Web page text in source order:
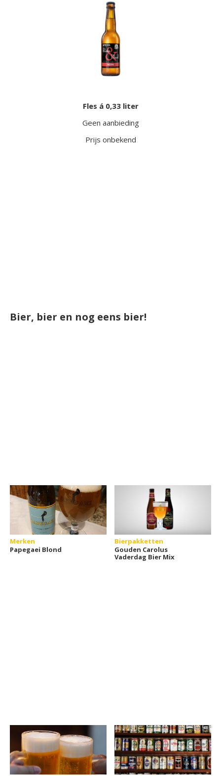
Fles á 0,33 liter
Geen aanbieding
Prijs onbekend
Bier, bier en nog eens bier!
Merken
Papegaei Blond
Bierpakketten
Gouden Carolus
Vaderdag Bier Mix